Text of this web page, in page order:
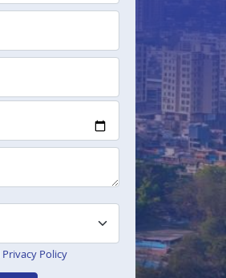
Privacy Policy